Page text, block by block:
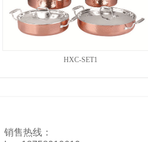
HXC-SET1
销售热线：